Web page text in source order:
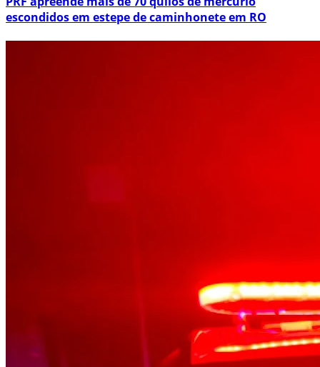
escondidos em estepe de caminhonete em RO